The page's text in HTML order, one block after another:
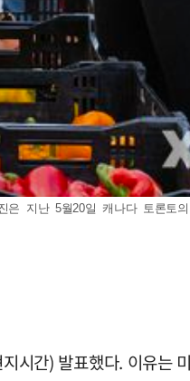
지난 5월20일 캐나다 토론토
시간) 발표했다. 이유는